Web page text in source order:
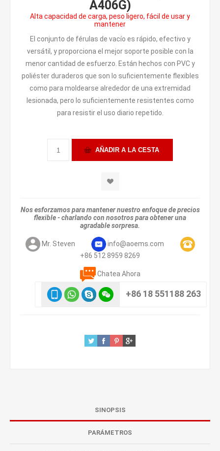
A406G)
Alta capacidad de carga, peso ligero, fácil de usar y
mantener
El conjunto de férulas de vacío es rápido, efectivo y
versátil, y proporciona el mejor soporte posible con la
menor cantidad de esfuerzo. Están hechos con PVC y
poliéster duraderos que son lo suficientemente flexibles
como para moldearse alrededor de una extremidad
lesionada, pero lo suficientemente resistentes como
para resistir el uso diario repetido.
Nos esforzamos para mantener nuestro enfoque de precios
flexible - charlando con nosotros para obtener una
agradable sorpresa.
Mr. Steven
info@aoems.com
+86 512 8959 8269
Chatea Ahora
+86 18 551188 263
SINOPSIS
PARÁMETROS